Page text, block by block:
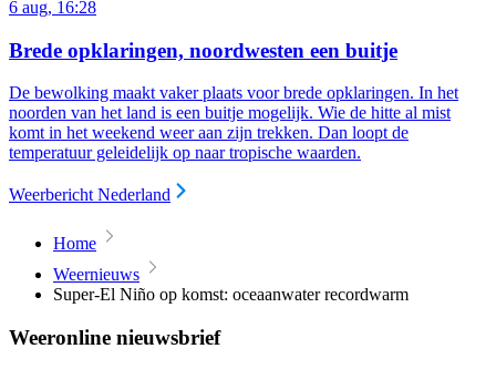
6 aug, 16:28
Brede opklaringen, noordwesten een buitje
De bewolking maakt vaker plaats voor brede opklaringen. In het
noorden van het land is een buitje mogelijk. Wie de hitte al mist
komt in het weekend weer aan zijn trekken. Dan loopt de
temperatuur geleidelijk op naar tropische waarden.
Weerbericht Nederland
Home
Weernieuws
Super-El Niño op komst: oceaanwater recordwarm
Weeronline nieuwsbrief